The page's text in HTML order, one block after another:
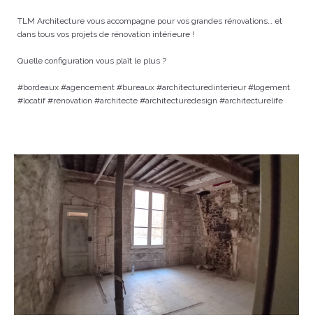
TLM Architecture vous accompagne pour vos grandes rénovations… et
dans tous vos projets de rénovation intérieure !
Quelle configuration vous plaît le plus ?
#bordeaux #agencement #bureaux #architecturedinterieur #logement
#locatif #rénovation #architecte #architecturedesign #architecturelife